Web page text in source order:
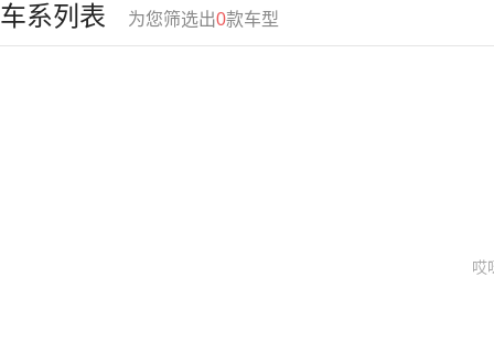
车系列表 为您筛选出0款车型
哎